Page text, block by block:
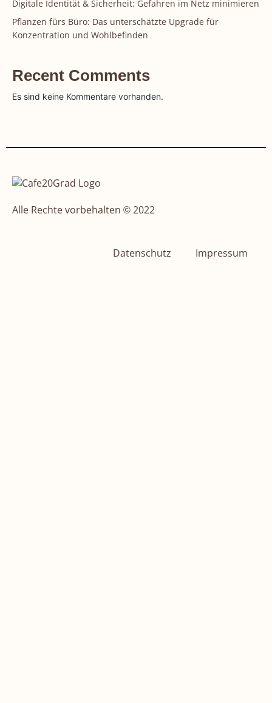
Digitale Identität & Sicherheit: Gefahren im Netz minimieren
Pflanzen fürs Büro: Das unterschätzte Upgrade für
Konzentration und Wohlbefinden
Recent Comments
Es sind keine Kommentare vorhanden.
Alle Rechte vorbehalten © 2022
Datenschutz Impressum